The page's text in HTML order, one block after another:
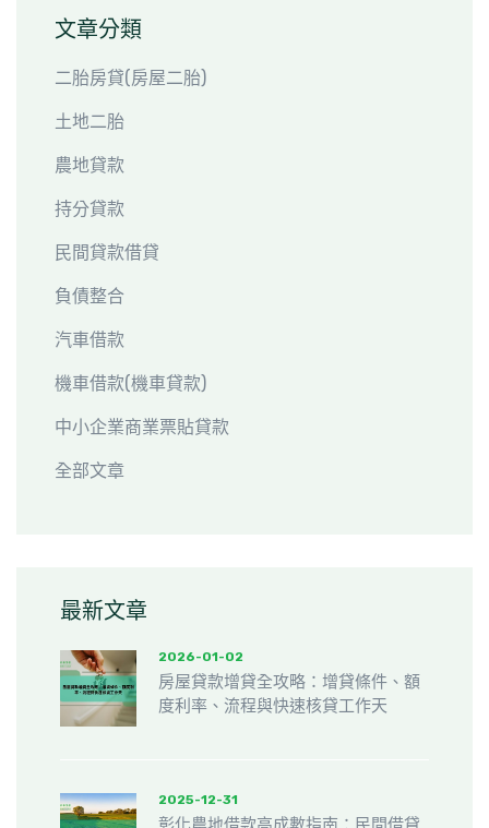
文章分類
二胎房貸(房屋二胎)
土地二胎
農地貸款
持分貸款
民間貸款借貸
負債整合
汽車借款
機車借款(機車貸款)
中小企業商業票貼貸款
全部文章
最新文章
2026-01-02
房屋貸款增貸全攻略：增貸條件、額
度利率、流程與快速核貸工作天
2025-12-31